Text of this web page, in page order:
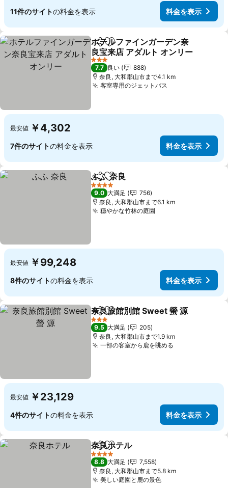
11件のサイトの料金を表示 料金を表示
シェアお気に入りに追加
ホテルファインガーデン奈
良宝来店 アダルト オンリー
料金を表示
3 ホテルのランク
7.7 良い
888
奈良, 大和郡山市まで4.1 km
客室専用のジェットバス
最安値 ￥4,302
7件のサイトの料金を表示 料金を表示
シェアお気に入りに追加
ふふ 奈良
4 ホテルのランク
9.0 大満足
756
奈良, 大和郡山市まで6.1 km
穏やかな竹林の庭園
最安値 ￥99,248
8件のサイトの料金を表示 料金を表示
シェアお気に入りに追加
奈良旅館別館 Sweet 螢 源
3 ホテルのランク
9.5 大満足
205
奈良, 大和郡山市まで1.9 km
一部の客室から鹿を眺める
最安値 ￥23,129
4件のサイトの料金を表示 料金を表示
シェアお気に入りに追加
奈良ホテル
4 ホテルのランク
8.8 大満足
7,558
奈良, 大和郡山市まで5.8 km
美しい庭園と鹿の景色料金を表示